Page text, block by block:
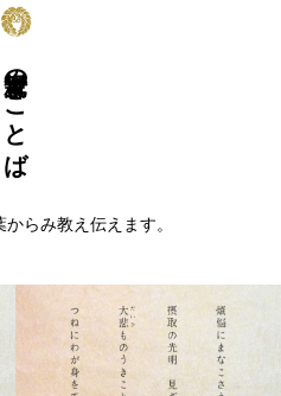
親鸞のことば
らみ教え伝えます。